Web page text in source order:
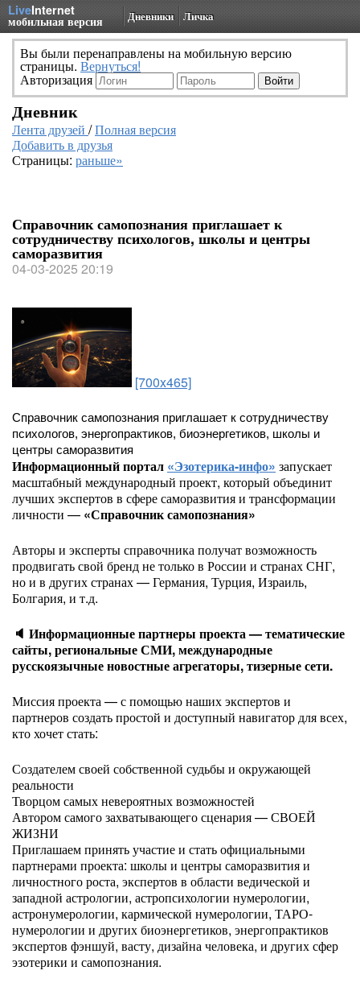
LiveInternet
мобильная версия Дневники Личка
Вы были перенаправлены на мобильную версию
страницы. Вернуться!
Авторизация
Дневник
Лента друзей /Полная версия
Добавить в друзья
Страницы: раньше»
Справочник самопознания приглашает к
сотрудничеству психологов, школы и центры
саморазвития
04-03-2025 20:19
[700x465]
Справочник самопознания приглашает к сотрудничеству
психологов, энергопрактиков, биоэнергетиков, школы и
центры саморазвития
Информационный портал «Эзотерика-инфо» запускает
масштабный международный проект, который объединит
лучших экспертов в сфере саморазвития и трансформации
личности — «Справочник самопознания»
Авторы и эксперты справочника получат возможность
продвигать свой бренд не только в России и странах СНГ,
но и в других странах — Германия, Турция, Израиль,
Болгария, и т.д.
🔈 Информационные партнеры проекта — тематические
сайты, региональные СМИ, международные
русскоязычные новостные агрегаторы, тизерные сети.
Миссия проекта — с помощью наших экспертов и
партнеров создать простой и доступный навигатор для всех,
кто хочет стать:
Создателем своей собственной судьбы и окружающей
реальности
Творцом самых невероятных возможностей
Автором самого захватывающего сценария — СВОЕЙ
ЖИЗНИ
Приглашаем принять участие и стать официальными
партнерами проекта: школы и центры саморазвития и
личностного роста, экспертов в области ведической и
западной астрологии, астропсихологии нумерологии,
астронумерологии, кармической нумерологии, ТАРО-
нумерологии и других биоэнергетиков, энергопрактиков
экспертов фэншуй, васту, дизайна человека, и других сфер
эзотерики и самопознания.